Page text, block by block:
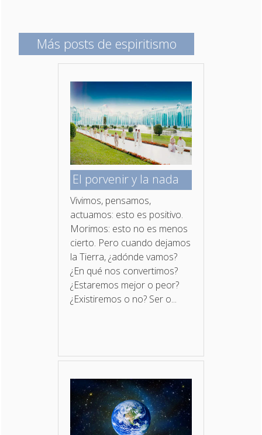
Más posts de espiritismo
El porvenir y la nada
Vivimos, pensamos,
actuamos: esto es positivo.
Morimos: esto no es menos
cierto. Pero cuando dejamos
la Tierra, ¿adónde vamos?
¿En qué nos convertimos?
¿Estaremos mejor o peor?
¿Existiremos o no? Ser o...